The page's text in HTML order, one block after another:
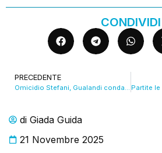
di Giada Guida
21 Novembre 2025
CONDIVIDI
PRECEDENTE
Omicidio Stefani, Gualandi condannato all’ergastolo, riconosciute le aggravanti